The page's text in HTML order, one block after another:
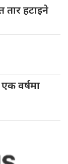
तार हटाइने
एक वर्षमा